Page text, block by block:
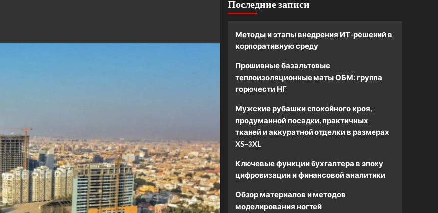
Последние записи
Методы и этапы внедрения ИТ-решений в
корпоративную среду
Прошивные базальтовые
теплоизоляционные маты ОБМ: группа
горючести НГ
Мужские рубашки спокойного кроя,
продуманной посадки, практичных
тканей и аккуратной отделки в размерах
XS–3XL
Ключевые функции бухгалтера в эпоху
цифровизации и финансовой аналитики
Обзор материалов и методов
моделирования ногтей